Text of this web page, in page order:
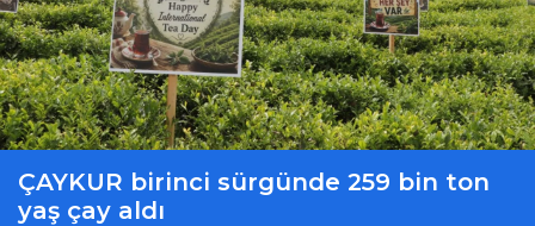
ÇAYKUR birinci sürgünde 259 bin ton
yaş çay aldı